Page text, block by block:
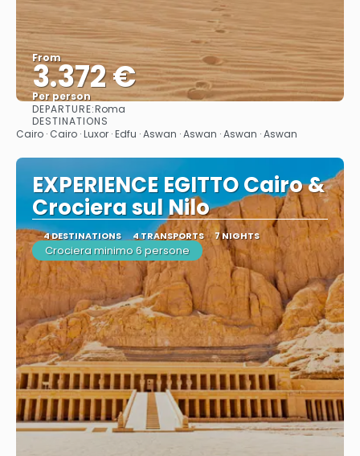
From
3.372 €
Per person
DEPARTURE:Roma
DESTINATIONS
Cairo · Cairo · Luxor · Edfu · Aswan · Aswan · Aswan · Aswan
EXPERIENCE EGITTO Cairo &
Crociera sul Nilo
4 DESTINATIONS 4 TRANSPORTS 7 NIGHTS
Crociera minimo 6 persone